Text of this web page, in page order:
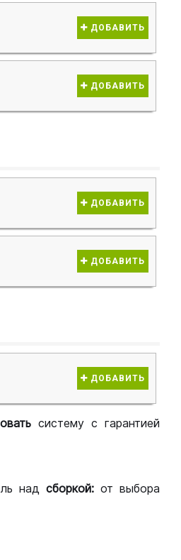
ДОБАВИТЬ
ДОБАВИТЬ
ДОБАВИТЬ
ДОБАВИТЬ
ДОБАВИТЬ
систему с гарантией
над сборкой: от выбора